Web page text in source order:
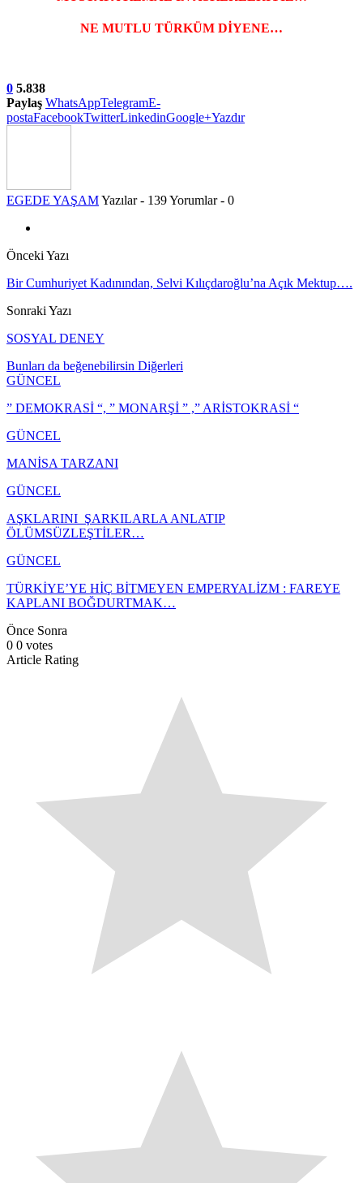
NE MUTLU TÜRKÜM DİYENE…
0 5.838
Paylaş WhatsAppTelegramE-
postaFacebookTwitterLinkedinGoogle+Yazdır
EGEDE YAŞAMYazılar - 139Yorumlar - 0
Önceki Yazı
Bir Cumhuriyet Kadınından, Selvi Kılıçdaroğlu’na Açık Mektup….
Sonraki Yazı
SOSYAL DENEY
Bunları da beğenebilirsin Diğerleri
GÜNCEL
” DEMOKRASİ “, ” MONARŞİ ” ,” ARİSTOKRASİ “
GÜNCEL
MANİSA TARZANI
GÜNCEL
AŞKLARINI ŞARKILARLA ANLATIP
ÖLÜMSÜZLEŞTİLER…
GÜNCEL
TÜRKİYE’YE HİÇ BİTMEYEN EMPERYALİZM : FAREYE
KAPLANI BOĞDURTMAK…
Önce Sonra
0 0 votes
Article Rating